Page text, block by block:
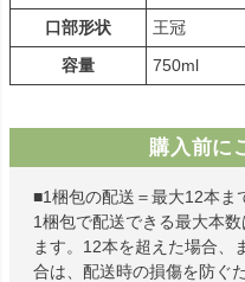
口部形状
王冠
容量
750ml
購入前に
■1梱包の配送＝最大12本ま
1梱包で配送できる最大本
ます。12本を超えた場合、
合は、配送時の損傷を防ぐ